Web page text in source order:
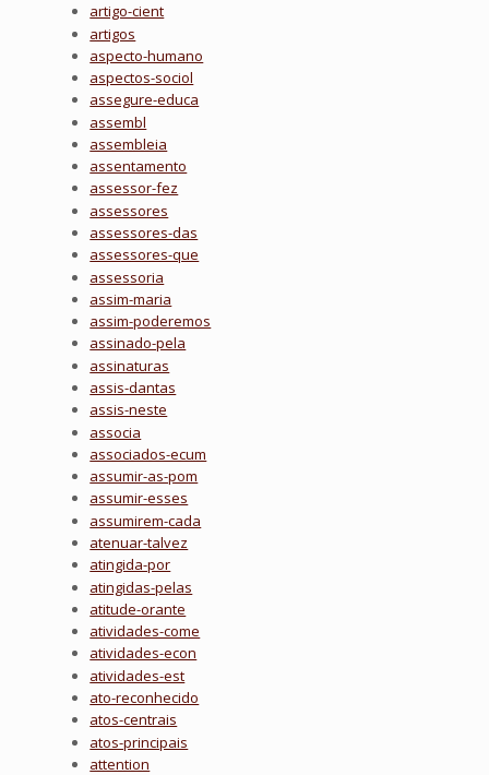
artigo-cient
artigos
aspecto-humano
aspectos-sociol
assegure-educa
assembl
assembleia
assentamento
assessor-fez
assessores
assessores-das
assessores-que
assessoria
assim-maria
assim-poderemos
assinado-pela
assinaturas
assis-dantas
assis-neste
associa
associados-ecum
assumir-as-pom
assumir-esses
assumirem-cada
atenuar-talvez
atingida-por
atingidas-pelas
atitude-orante
atividades-come
atividades-econ
atividades-est
ato-reconhecido
atos-centrais
atos-principais
attention